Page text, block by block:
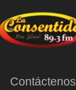
Contáctenos